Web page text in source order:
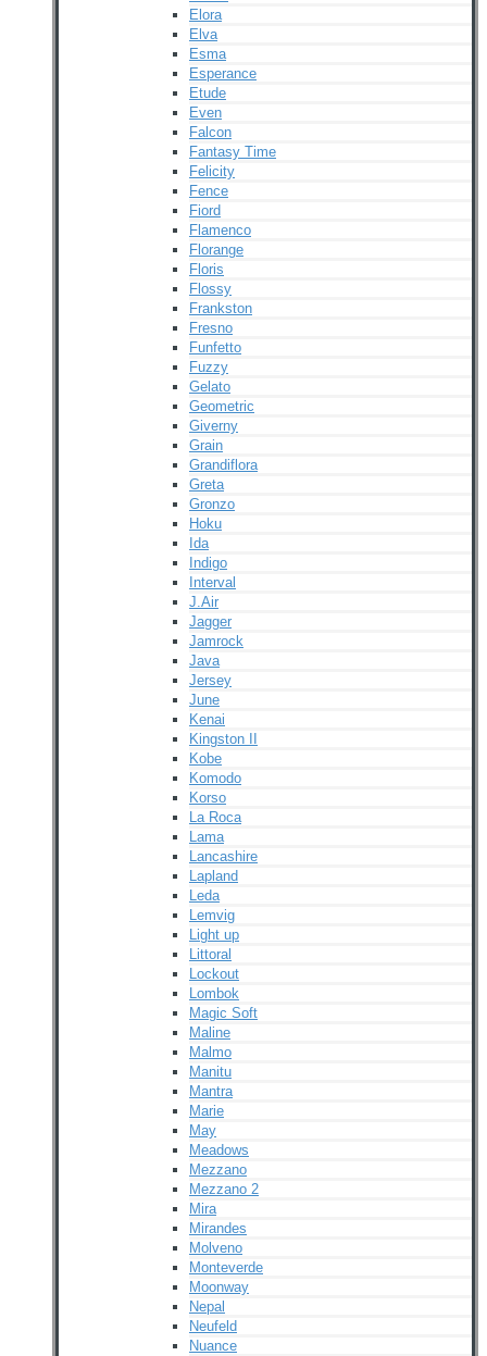
Elora
Elva
Esma
Esperance
Etude
Even
Falcon
Fantasy Time
Felicity
Fence
Fiord
Flamenco
Florange
Floris
Flossy
Frankston
Fresno
Funfetto
Fuzzy
Gelato
Geometric
Giverny
Grain
Grandiflora
Greta
Gronzo
Hoku
Ida
Indigo
Interval
J.Air
Jagger
Jamrock
Java
Jersey
June
Kenai
Kingston II
Kobe
Komodo
Korso
La Roca
Lama
Lancashire
Lapland
Leda
Lemvig
Light up
Littoral
Lockout
Lombok
Magic Soft
Maline
Malmo
Manitu
Mantra
Marie
May
Meadows
Mezzano
Mezzano 2
Mira
Mirandes
Molveno
Monteverde
Moonway
Nepal
Neufeld
Nuance